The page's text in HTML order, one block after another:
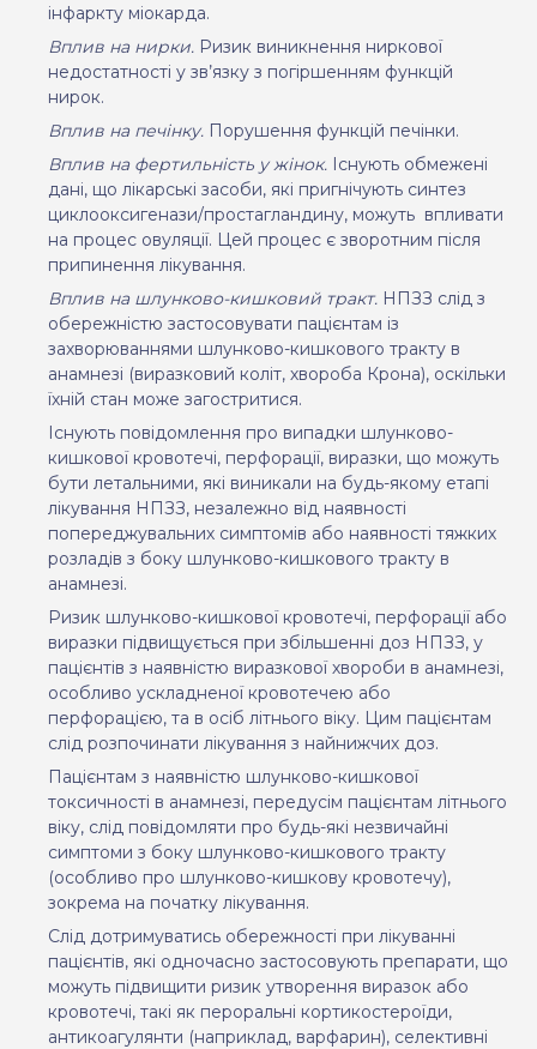
інфаркту міокарда.
Вплив на нирки. Ризик виникнення ниркової
недостатності у зв’язку з погіршенням функцій
нирок.
Вплив на печінку. Порушення функцій печінки.
Вплив на фертильність у жінок. Існують обмежені
дані, що лікарські засоби, які пригнічують синтез
циклооксигенази/простагландину, можуть впливати
на процес овуляції. Цей процес є зворотним після
припинення лікування.
Вплив на шлунково-кишковий тракт. НПЗЗ слід з
обережністю застосовувати пацієнтам із
захворюваннями шлунково-кишкового тракту в
анамнезі (виразковий коліт, хвороба Крона), оскільки
їхній стан може загостритися.
Існують повідомлення про випадки шлунково-
кишкової кровотечі, перфорації, виразки, що можуть
бути летальними, які виникали на будь-якому етапі
лікування НПЗЗ, незалежно від наявності
попереджувальних симптомів або наявності тяжких
розладів з боку шлунково-кишкового тракту в
анамнезі.
Ризик шлунково-кишкової кровотечі, перфорації або
виразки підвищується при збільшенні доз НПЗЗ, у
пацієнтів з наявністю виразкової хвороби в анамнезі,
особливо ускладненої кровотечею або
перфорацією, та в осіб літнього віку. Цим пацієнтам
слід розпочинати лікування з найнижчих доз.
Пацієнтам з наявністю шлунково-кишкової
токсичності в анамнезі, передусім пацієнтам літнього
віку, слід повідомляти про будь-які незвичайні
симптоми з боку шлунково-кишкового тракту
(особливо про шлунково-кишкову кровотечу),
зокрема на початку лікування.
Слід дотримуватись обережності при лікуванні
пацієнтів, які одночасно застосовують препарати, що
можуть підвищити ризик утворення виразок або
кровотечі, такі як пероральні кортикостероїди,
антикоагулянти (наприклад, варфарин), селективні